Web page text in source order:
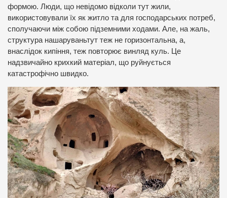
формою. Люди, що невідомо відколи тут жили,
використовували їх як житло та для господарських потреб,
сполучаючи між собою підземними ходами. Але, на жаль,
структура нашаруваньтут теж не горизонтальна, а,
внаслідок кипіння, теж повторює винляд куль. Це
надзвичайно крихкий матеріал, що руйнується
катастрофічно швидко.